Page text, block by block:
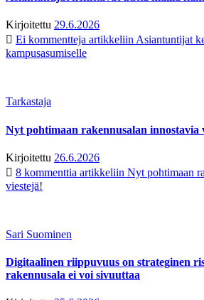
Kirjoitettu 29.6.2026
Ei kommentteja artikkeliin Asiantuntijat
kampusasumiselle
Tarkastaja
Nyt pohtimaan rakennusalan innostavia
Kirjoitettu 26.6.2026
8 kommenttia artikkeliin Nyt pohtimaan
viestejä!
Sari Suominen
Digitaalinen riippuvuus on strateginen
rakennusala ei voi sivuuttaa